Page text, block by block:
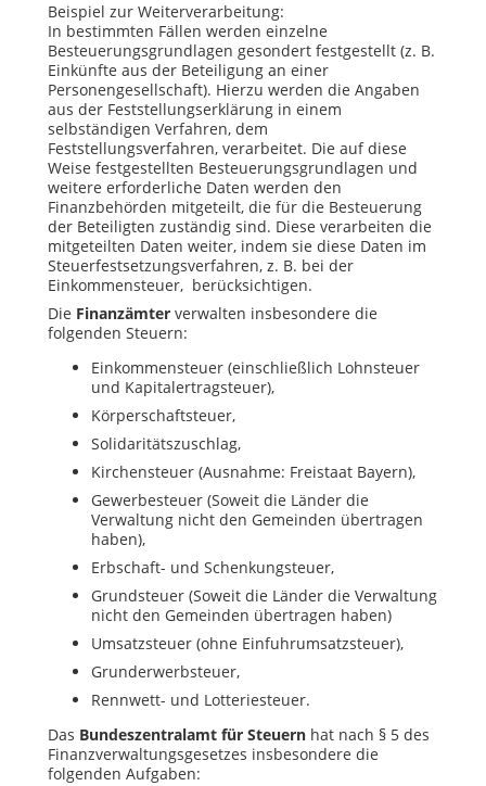
Beispiel zur Weiterverarbeitung:
In bestimmten Fällen werden einzelne
Besteuerungsgrundlagen gesondert festgestellt (z. B.
Einkünfte aus der Beteiligung an einer
Personengesellschaft). Hierzu werden die Angaben
aus der Feststellungserklärung in einem
selbständigen Verfahren, dem
Feststellungsverfahren, verarbeitet. Die auf diese
Weise festgestellten Besteuerungsgrundlagen und
weitere erforderliche Daten werden den
Finanzbehörden mitgeteilt, die für die Besteuerung
der Beteiligten zuständig sind. Diese verarbeiten die
mitgeteilten Daten weiter, indem sie diese Daten im
Steuerfestsetzungsverfahren, z. B. bei der
Einkommensteuer, berücksichtigen.
Die Finanzämter verwalten insbesondere die
folgenden Steuern:
Einkommensteuer (einschließlich Lohnsteuer
und Kapitalertragsteuer),
Körperschaftsteuer,
Solidaritätszuschlag,
Kirchensteuer (Ausnahme: Freistaat Bayern),
Gewerbesteuer (Soweit die Länder die
Verwaltung nicht den Gemeinden übertragen
haben),
Erbschaft- und Schenkungsteuer,
Grundsteuer (Soweit die Länder die Verwaltung
nicht den Gemeinden übertragen haben)
Umsatzsteuer (ohne Einfuhrumsatzsteuer),
Grunderwerbsteuer,
Rennwett- und Lotteriesteuer.
Das Bundeszentralamt für Steuern hat nach § 5 des
Finanzverwaltungsgesetzes insbesondere die
folgenden Aufgaben: